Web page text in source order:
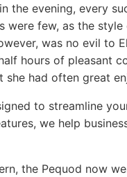
the evening, every
few, as the
was no evil to
hours of pleasant
had often great
to streamline
we help
the Pequod now